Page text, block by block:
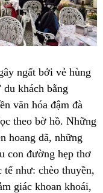
ngất bởi vẻ hùng
khách bằng
văn hóa đậm đà
theo bờ hồ. Những
hoang dã, những
con đường hẹp thơ
như: chèo thuyền,
giác khoan khoái,